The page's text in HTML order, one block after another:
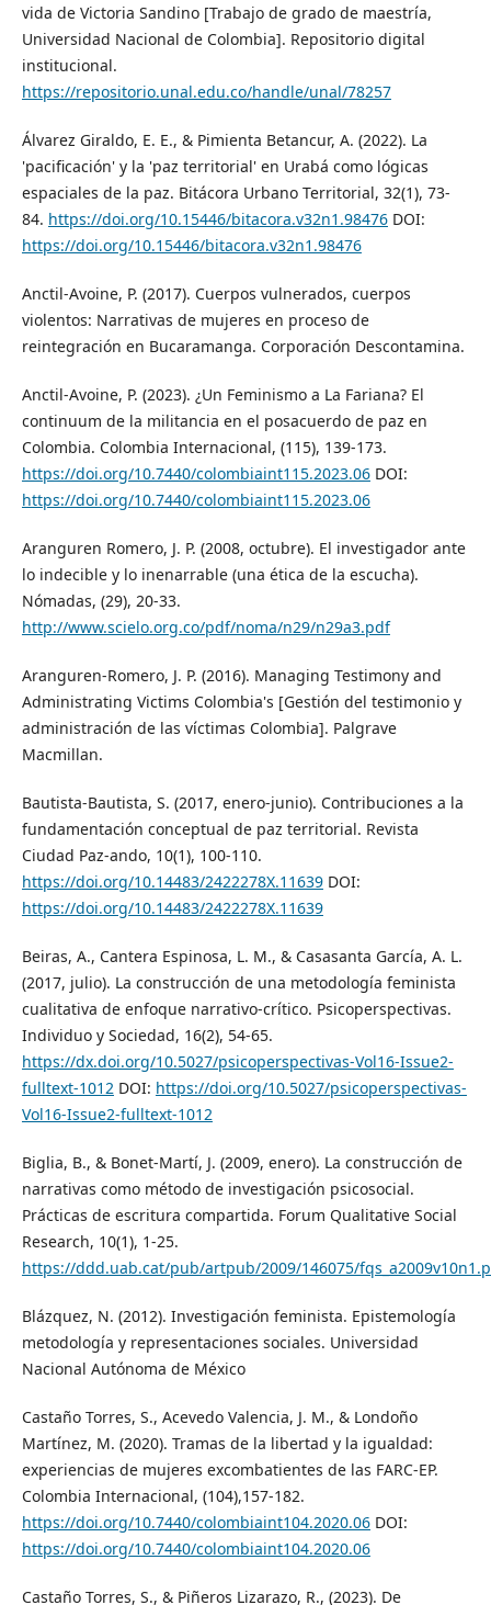
vida de Victoria Sandino [Trabajo de grado de maestría,
Universidad Nacional de Colombia]. Repositorio digital
institucional.
https://repositorio.unal.edu.co/handle/unal/78257
Álvarez Giraldo, E. E., & Pimienta Betancur, A. (2022). La
'pacificación' y la 'paz territorial' en Urabá como lógicas
espaciales de la paz. Bitácora Urbano Territorial, 32(1), 73-
84. https://doi.org/10.15446/bitacora.v32n1.98476DOI:
https://doi.org/10.15446/bitacora.v32n1.98476
Anctil-Avoine, P. (2017). Cuerpos vulnerados, cuerpos
violentos: Narrativas de mujeres en proceso de
reintegración en Bucaramanga. Corporación Descontamina.
Anctil-Avoine, P. (2023). ¿Un Feminismo a La Fariana? El
continuum de la militancia en el posacuerdo de paz en
Colombia. Colombia Internacional, (115), 139-173.
https://doi.org/10.7440/colombiaint115.2023.06DOI:
https://doi.org/10.7440/colombiaint115.2023.06
Aranguren Romero, J. P. (2008, octubre). El investigador ante
lo indecible y lo inenarrable (una ética de la escucha).
Nómadas, (29), 20-33.
http://www.scielo.org.co/pdf/noma/n29/n29a3.pdf
Aranguren-Romero, J. P. (2016). Managing Testimony and
Administrating Victims Colombia's [Gestión del testimonio y
administración de las víctimas Colombia]. Palgrave
Macmillan.
Bautista-Bautista, S. (2017, enero-junio). Contribuciones a la
fundamentación conceptual de paz territorial. Revista
Ciudad Paz-ando, 10(1), 100-110.
https://doi.org/10.14483/2422278X.11639DOI:
https://doi.org/10.14483/2422278X.11639
Beiras, A., Cantera Espinosa, L. M., & Casasanta García, A. L.
(2017, julio). La construcción de una metodología feminista
cualitativa de enfoque narrativo-crítico. Psicoperspectivas.
Individuo y Sociedad, 16(2), 54-65.
https://dx.doi.org/10.5027/psicoperspectivas-Vol16-Issue2-
fulltext-1012 DOI: https://doi.org/10.5027/psicoperspectivas-
Vol16-Issue2-fulltext-1012
Biglia, B., & Bonet-Martí, J. (2009, enero). La construcción de
narrativas como método de investigación psicosocial.
Prácticas de escritura compartida. Forum Qualitative Social
Research, 10(1), 1-25.
https://ddd.uab.cat/pub/artpub/2009/146075/
Blázquez, N. (2012). Investigación feminista. Epistemología
metodología y representaciones sociales. Universidad
Nacional Autónoma de México
Castaño Torres, S., Acevedo Valencia, J. M., & Londoño
Martínez, M. (2020). Tramas de la libertad y la igualdad:
experiencias de mujeres excombatientes de las FARC-EP.
Colombia Internacional, (104),157-182.
https://doi.org/10.7440/colombiaint104.2020.06DOI:
https://doi.org/10.7440/colombiaint104.2020.06
Castaño Torres, S., & Piñeros Lizarazo, R., (2023). De